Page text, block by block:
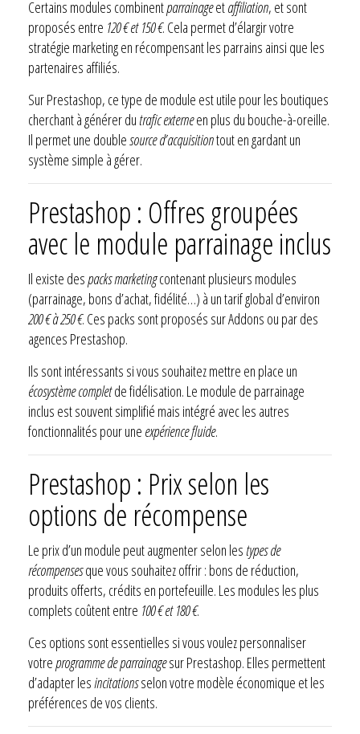
Certains modules combinentparrainageetaffiliation, et sont
proposés entre 120 € et 150 €. Cela permet d’élargir votre
stratégie marketing en récompensant les parrains ainsi que les
partenaires affiliés.
Sur Prestashop, ce type de module est utile pour les boutiques
cherchant à générer dutrafic externeen plus du bouche-à-oreille.
Il permet une doublesource d’acquisitiontout en gardant un
système simple à gérer.
Prestashop : Offres groupées
avec le module parrainage inclus
Il existe despacks marketingcontenant plusieurs modules
(parrainage, bons d’achat, fidélité…) à un tarif global d’environ
200 € à 250 €. Ces packs sont proposés sur Addons ou par des
agences Prestashop.
Ils sont intéressants si vous souhaitez mettre en place un
écosystème completde fidélisation. Le module de parrainage
inclus est souvent simplifié mais intégré avec les autres
fonctionnalités pour une expérience fluide.
Prestashop : Prix selon les
options de récompense
Le prix d’un module peut augmenter selon lestypes de
récompensesque vous souhaitez offrir : bons de réduction,
produits offerts, crédits en portefeuille. Les modules les plus
complets coûtent entre 100 € et 180 €.
Ces options sont essentielles si vous voulez personnaliser
votreprogramme de parrainagesur Prestashop. Elles permettent
d’adapter lesincitationsselon votre modèle économique et les
préférences de vos clients.